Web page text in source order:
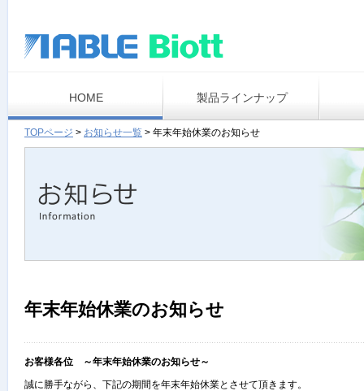
HOME 製品ラインナップ
TOPページ > お知らせ一覧 > 年末年始休業のお知らせ
年末年始休業のお知らせ
お客様各位 ～年末年始休業のお知らせ～
誠に勝手ながら、下記の期間を年末年始休業とさせて頂きます。